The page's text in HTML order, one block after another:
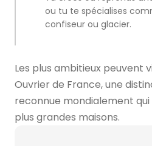
ou tu te spécialises
confiseur ou glacier.
Les plus ambitieux peuvent
Ouvrier de France, une
reconnue mondialement
plus grandes maisons.